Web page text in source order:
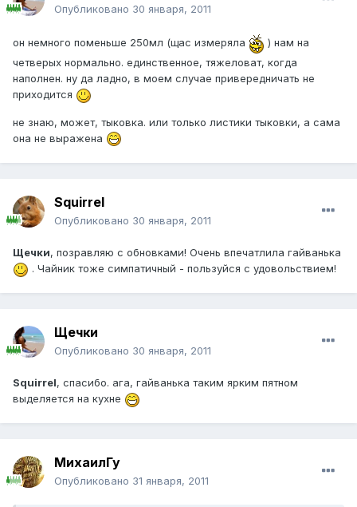
Опубликовано 30 января, 2011
он немного поменьше 250мл (щас измеряла
) нам на
четверых нормально. единственное, тяжеловат, когда
наполнен. ну да ладно, в моем случае привередничать не
приходится
не знаю, может, тыковка. или только листики тыковки, а сама
она не выражена
Squirrel
Опубликовано 30 января, 2011
Щечки, позравляю с обновками! Очень впечатлила гайванька
. Чайник тоже симпатичный - пользуйся с удовольствием!
Щечки
Опубликовано 30 января, 2011
Squirrel, спасибо. ага, гайванька таким ярким пятном
выделяется на кухне
МихаилГу
Опубликовано 31 января, 2011